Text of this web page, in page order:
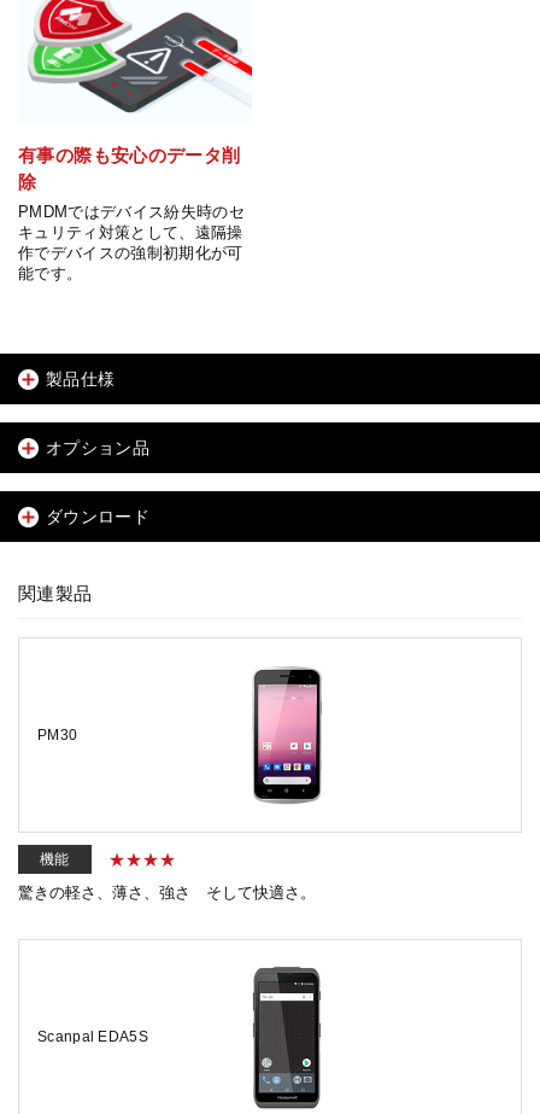
有事の際も安心のデータ削
除
PMDMではデバイス紛失時のセ
キュリティ対策として、遠隔操
作でデバイスの強制初期化が可
能です。
製品仕様
オプション品
ダウンロード
関連製品
PM30
機能
驚きの軽さ、薄さ、強さ そして快適さ。
Scanpal EDA5S